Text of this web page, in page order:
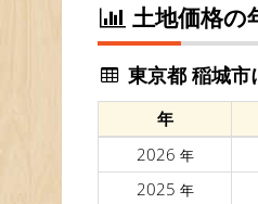
土地価格の
東京都 稲城市
年
2026 年
2025 年